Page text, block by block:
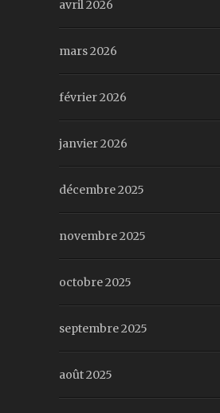
avril 2026
mars 2026
février 2026
janvier 2026
décembre 2025
novembre 2025
octobre 2025
septembre 2025
août 2025